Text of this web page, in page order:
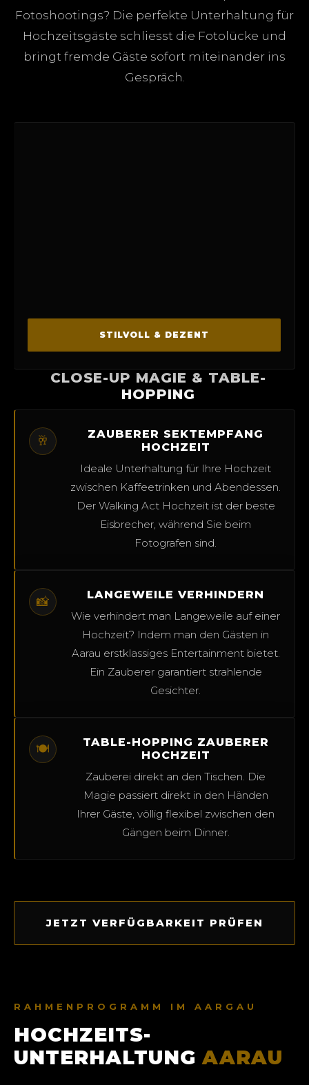
Fotoshootings? Die perfekte Unterhaltung für
Hochzeitsgäste schliesst die Fotolücke und
bringt fremde Gäste sofort miteinander ins
Gespräch.
STILVOLL & DEZENT
CLOSE-UP MAGIE & TABLE-
HOPPING
🥂
ZAUBERER SEKTEMPFANG
HOCHZEIT
Ideale Unterhaltung für Ihre Hochzeit
zwischen Kaffeetrinken und Abendessen.
Der Walking Act Hochzeit ist der beste
Eisbrecher, während Sie beim
Fotografen sind.
📸
LANGEWEILE VERHINDERN
Wie verhindert man Langeweile auf einer
Hochzeit? Indem man den Gästen in
Aarau erstklassiges Entertainment bietet.
Ein Zauberer garantiert strahlende
Gesichter.
🍽️
TABLE-HOPPING ZAUBERER
HOCHZEIT
Zauberei direkt an den Tischen. Die
Magie passiert direkt in den Händen
Ihrer Gäste, völlig flexibel zwischen den
Gängen beim Dinner.
JETZT VERFÜGBARKEIT PRÜFEN
RAHMENPROGRAMM IM AARGAU
HOCHZEITS­
UNTERHALTUNGAARAU